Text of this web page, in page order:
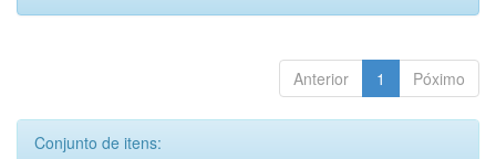
Anterior 1 Póximo
Conjunto de itens: